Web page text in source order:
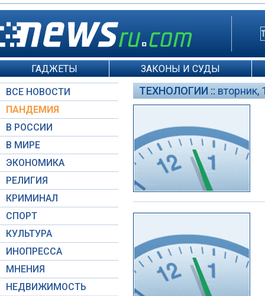
ГАДЖЕТЫ ЗАКОНЫ И СУДЫ
ВСЕ НОВОСТИ
ПАНДЕМИЯ
В РОССИИ
В МИРЕ
ЭКОНОМИКА
РЕЛИГИЯ
КРИМИНАЛ
СПОРТ
КУЛЬТУРА
ИНОПРЕССА
МНЕНИЯ
НЕДВИЖИМОСТЬ
ТЕХНОЛОГИИ :: вторник,